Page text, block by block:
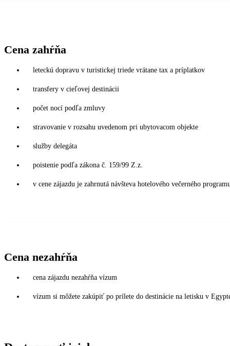
Cena zahŕňa
leteckú dopravu v turistickej triede vrátane tax a príplatkov
transfery v cieľovej destinácii
počet nocí podľa zmluvy
stravovanie v rozsahu uvedenom pri ubytovacom objekte
služby delegáta
poistenie podľa zákona č. 159/99 Z.z.
v cene zájazdu je zahrnutá návšteva hotelového večerného
Cena nezahŕňa
cena zájazdu nezahŕňa vízum
vízum si môžete zakúpiť po prílete do destinácie na letisku v